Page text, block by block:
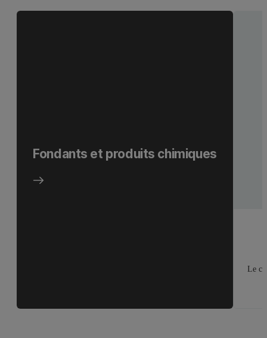
Fondants et produits chimiques
Le